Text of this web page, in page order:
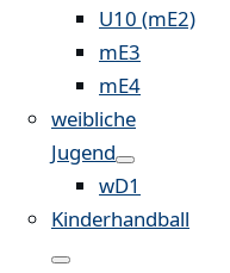
U10 (mE2)
mE3
mE4
weibliche
Jugend
wD1
Kinderhandball